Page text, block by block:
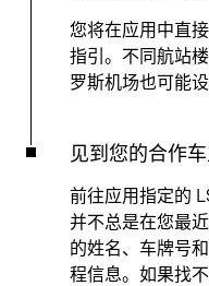
您将在应用中直
指引。不同航站
罗斯机场也可能
见到您的合作
前往应用指定的
并不总是在您最
的姓名、车牌号
程信息。如果找